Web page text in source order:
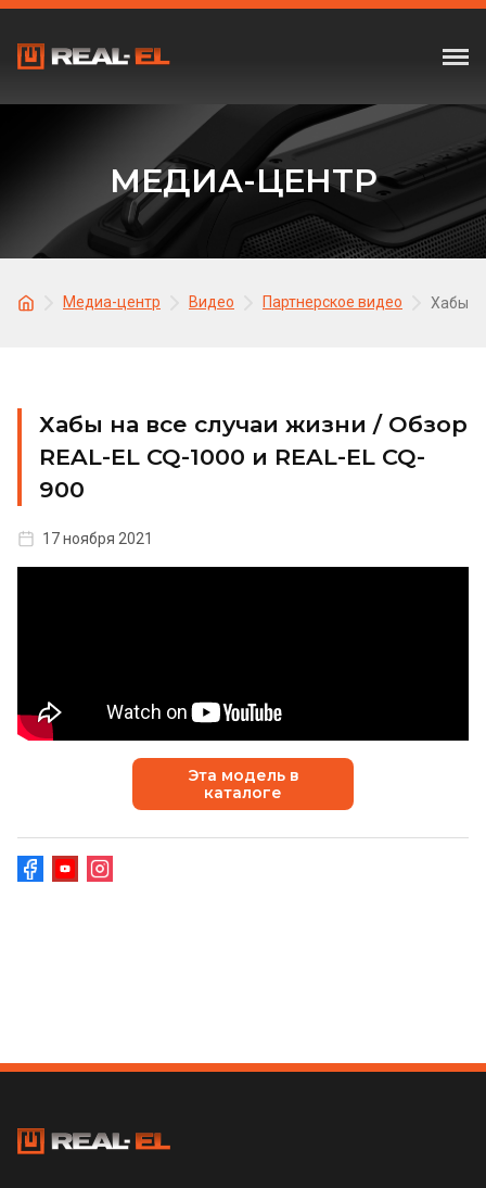
МЕДИА-ЦЕНТР
Медиа-центр Видео Партнерское видео Хабы
Хабы на все случаи жизни / Обзор
REAL-EL CQ-1000 и REAL-EL CQ-
900
17 ноября 2021
Эта модель в
каталоге